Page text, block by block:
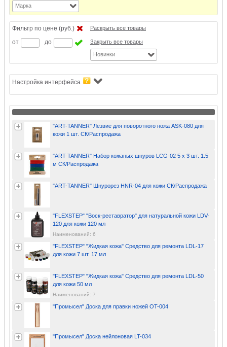
Марка
Фильтр по цене (руб.)
от
до
Раскрыть все товары
Закрыть все товары
Новинки
Настройка интерфейса
"ART-TANNER" Лезвие для поворотного ножа ASK-080 для
кожи 1 шт. СК/Распродажа
"ART-TANNER" Набор кожаных шнуров LCG-02 5 х 3 шт. 1.5
м СК/Распродажа
"ART-TANNER" Шнурорез HNR-04 для кожи СК/Распродажа
"FLEXSTEP" "Воск-реставратор" для натуральной кожи LDV-
120 для кожи 120 мл
Наименований: 6
"FLEXSTEP" "Жидкая кожа" Средство для ремонта LDL-17
для кожи 7 шт. 17 мл
"FLEXSTEP" "Жидкая кожа" Средство для ремонта LDL-50
для кожи 50 мл
Наименований: 7
"Промысел" Доска для правки ножей OT-004
"Промысел" Доска нейлоновая LT-034